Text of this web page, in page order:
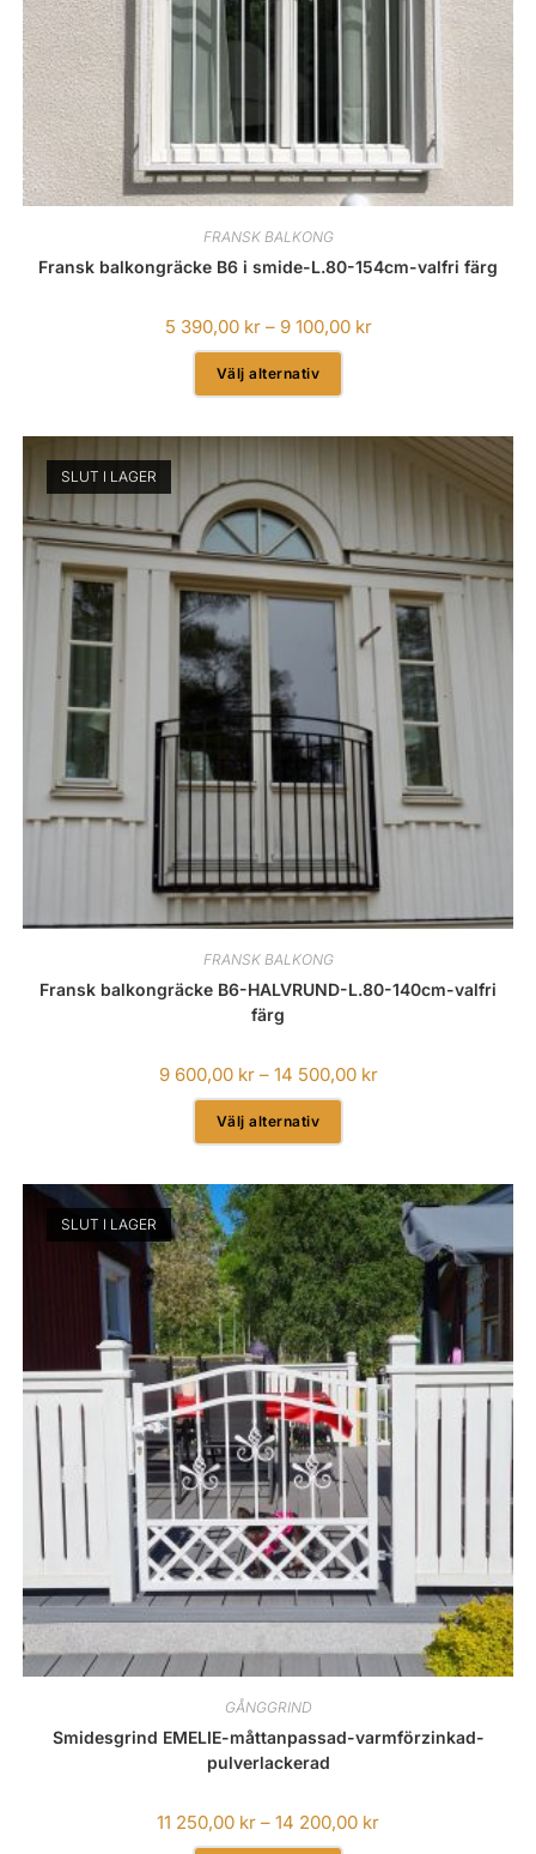
FRANSK BALKONG
Fransk balkongräcke B6 i smide-L.80-154cm-valfri färg
5 390,00 kr – 9 100,00 kr
Välj alternativ
SLUT I LAGER
FRANSK BALKONG
Fransk balkongräcke B6-HALVRUND-L.80-140cm-valfri
färg
9 600,00 kr – 14 500,00 kr
Välj alternativ
SLUT I LAGER
GÅNGGRIND
Smidesgrind EMELIE-måttanpassad-varmförzinkad-
pulverlackerad
11 250,00 kr – 14 200,00 kr